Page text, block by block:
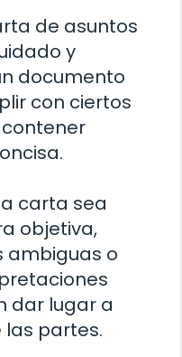
de asuntos
y
documento
con ciertos
carta sea
objetiva,
ambiguas o
dar lugar a
partes.